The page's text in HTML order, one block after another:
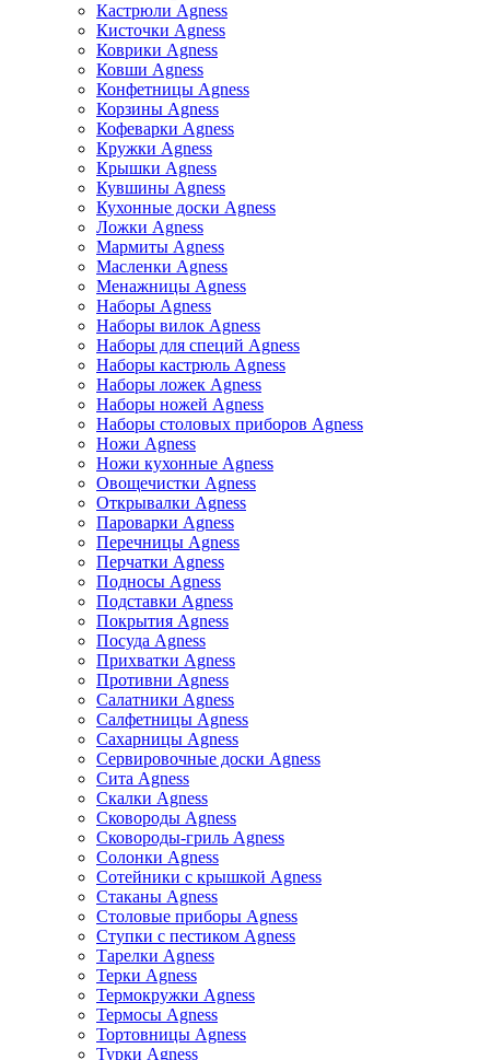
Кастрюли Agness
Кисточки Agness
Коврики Agness
Ковши Agness
Конфетницы Agness
Корзины Agness
Кофеварки Agness
Кружки Agness
Крышки Agness
Кувшины Agness
Кухонные доски Agness
Ложки Agness
Мармиты Agness
Масленки Agness
Менажницы Agness
Наборы Agness
Наборы вилок Agness
Наборы для специй Agness
Наборы кастрюль Agness
Наборы ложек Agness
Наборы ножей Agness
Наборы столовых приборов Agness
Ножи Agness
Ножи кухонные Agness
Овощечистки Agness
Открывалки Agness
Пароварки Agness
Перечницы Agness
Перчатки Agness
Подносы Agness
Подставки Agness
Покрытия Agness
Посуда Agness
Прихватки Agness
Противни Agness
Салатники Agness
Салфетницы Agness
Сахарницы Agness
Сервировочные доски Agness
Сита Agness
Скалки Agness
Сковороды Agness
Сковороды-гриль Agness
Солонки Agness
Сотейники с крышкой Agness
Стаканы Agness
Столовые приборы Agness
Ступки с пестиком Agness
Тарелки Agness
Терки Agness
Термокружки Agness
Термосы Agness
Тортовницы Agness
Турки Agness